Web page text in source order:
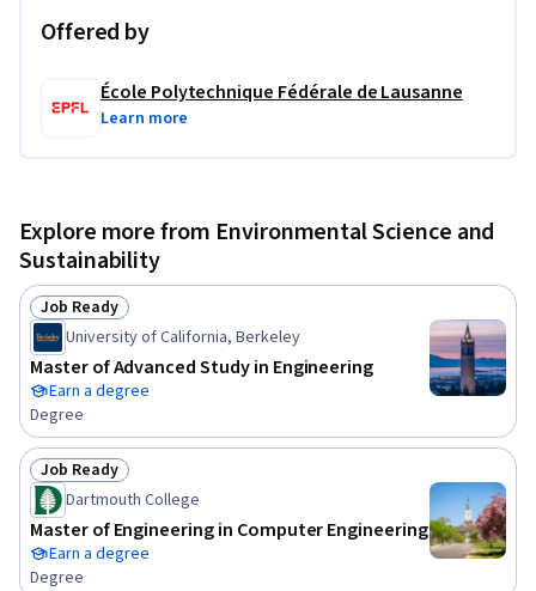
forum interactif pour les participants à ce cours.
Offered by
École Polytechnique Fédérale de Lausanne
Learn more
Explore more from Environmental Science and
Sustainability
Status: Job Ready
Job Ready
University of California, Berkeley
Master of Advanced Study in Engineering
Earn a degree
Degree
Status: Job Ready
Job Ready
Dartmouth College
Master of Engineering in Computer Engineering
Earn a degree
Degree